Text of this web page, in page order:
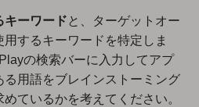
キーワード と、ターゲットオー
するキーワードを特定しま
の検索バーに入力してアプ
る用語をブレインストーミング
ているかを考えてください。